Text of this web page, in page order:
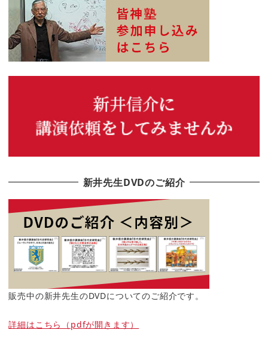
新井先生DVDのご紹介
販売中の新井先生のDVDについてのご紹介です。
詳細はこちら（pdfが開きます）